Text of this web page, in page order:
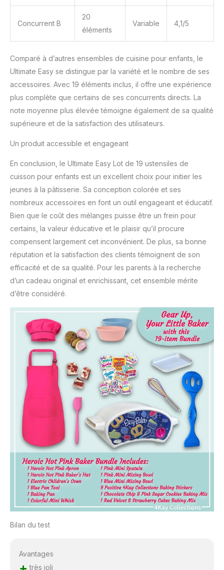
Concurrent B
20
éléments
Variable 4,1/5
Comparé à d’autres ensembles de cuisine pour enfants, le
Ultimate Easy se distingue par la variété et le nombre de ses
accessoires. Avec 19 éléments inclus, il offre une expérience
plus complète que certains de ses concurrents directs. La
note moyenne plus élevée témoigne également de sa qualité
supérieure et de la satisfaction des utilisateurs.
Un produit accessible et engageant
En conclusion, le Ultimate Easy Lot de 19 ustensiles de
cuisson pour enfants est un excellent choix pour initier les
jeunes à la pâtisserie. Sa conception colorée et ses
nombreux accessoires en font un outil engageant et éducatif.
Bien que le coût des mélanges puisse être un frein pour
certains, la valeur éducative et le plaisir qu’il procure
compensent largement cet inconvénient. De plus, sa bonne
réputation et la satisfaction des clients témoignent de son
efficacité et de sa qualité. Pour les parents à la recherche
d’un cadeau original et enrichissant, cet ensemble mérite
d’être considéré.
Bilan du test
Avantages
très joli